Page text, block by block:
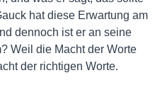
hat diese Erwartung am
dennoch ist er an seine
Weil die Macht der Worte
der richtigen Worte.